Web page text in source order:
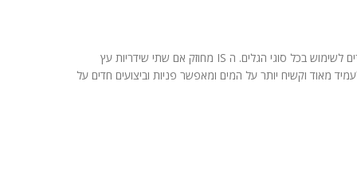
גלשן בוגי מקצועי מתאים לילדים ומבוגרים לשימוש בכל סוגי הגלים. ה IS מחוזק אם שתי שידריות עץ
מאוד וקשיח יותר על המים ומאפשר פניות וביצועים חדים על